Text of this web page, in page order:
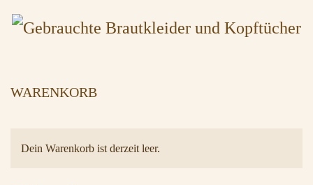
WARENKORB
Dein Warenkorb ist derzeit leer.